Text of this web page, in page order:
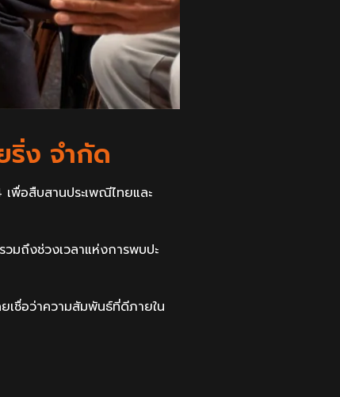
ริ่ง จำกัด
อสืบสานประเพณีไทยและ
มถึงช่วงเวลาแห่งการพบปะ
ชื่อว่าความสัมพันธ์ที่ดีภายใน